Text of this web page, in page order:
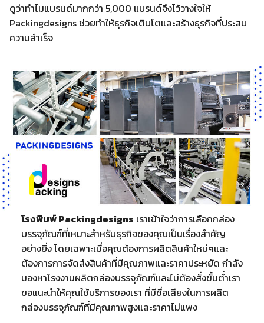
ดูว่าทำไมแบรนด์มากกว่า 5,000 แบรนด์จึงไว้วางใจให้
Packingdesigns ช่วยทำให้ธุรกิจเติบโตและสร้างธุรกิจที่ประสบ
ความสำเร็จ
โรงพิมพ์ Packingdesigns เราเข้าใจว่าการเลือกกล่อง
บรรจุภัณฑ์ที่เหมาะสำหรับธุรกิจของคุณเป็นเรื่องสำคัญ
อย่างยิ่ง โดยเฉพาะเมื่อคุณต้องการผลิตสินค้าใหม่ๆและ
ต้องการการจัดส่งสินค้าที่มีคุณภาพและราคาประหยัด กำลัง
มองหาโรงงานผลิตกล่องบรรจุภัณฑ์และไม่ต้องสั่งขั้นต่ำเรา
ขอแนะนำให้คุณใช้บริการของเรา ที่มีชื่อเสียงในการผลิต
กล่องบรรจุภัณฑ์ที่มีคุณภาพสูงและราคาไม่แพง